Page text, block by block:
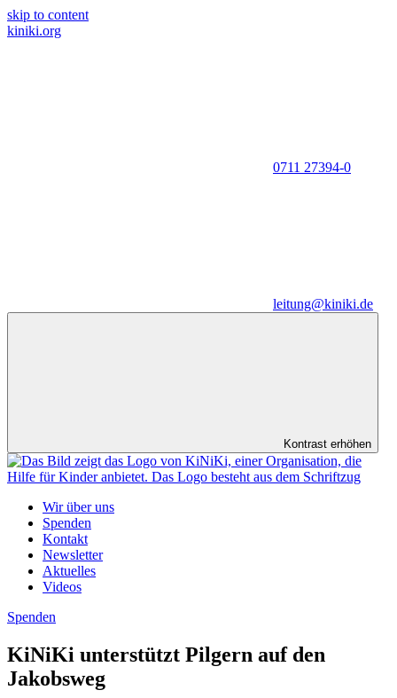
skip to content
kiniki.org
0711 27394-0
leitung@kiniki.de
Kontrast erhöhen
Wir über uns
Spenden
Kontakt
Newsletter
Aktuelles
Videos
Spenden
KiNiKi unterstützt Pilgern auf den
Jakobsweg